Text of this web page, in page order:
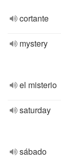
cortante
mystery
el misterio
saturday
sábado